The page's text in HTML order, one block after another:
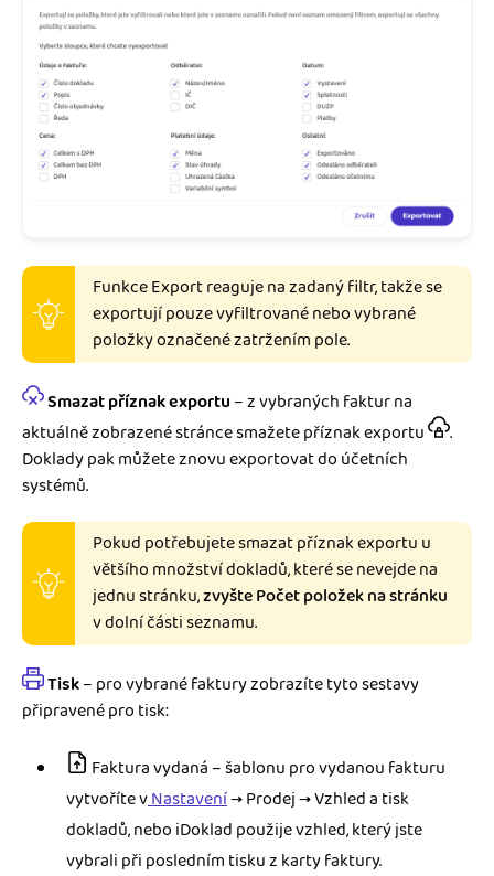
Funkce Export reaguje na zadaný filtr, takže se
exportují pouze vyfiltrované nebo vybrané
položky označené zatržením pole.
Smazat příznak exportu – z vybraných faktur na
aktuálně zobrazené stránce smažete příznak exportu
.
Doklady pak můžete znovu exportovat do účetních
systémů.
Pokud potřebujete smazat příznak exportu u
většího množství dokladů, které se nevejde na
jednu stránku,zvyšte Počet položek na stránku
v dolní části seznamu.
Tisk– pro vybrané faktury zobrazíte tyto sestavy
připravené pro tisk:
Faktura vydaná – šablonu pro vydanou fakturu
vytvoříte vNastavení→ Prodej → Vzhled a tisk
dokladů, nebo iDoklad použije vzhled, který jste
vybrali při posledním tisku z karty faktury.